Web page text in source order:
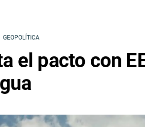
GEOPOLÍTICA
el pacto con